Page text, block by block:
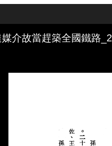
介故當趕築全國鐵路_2